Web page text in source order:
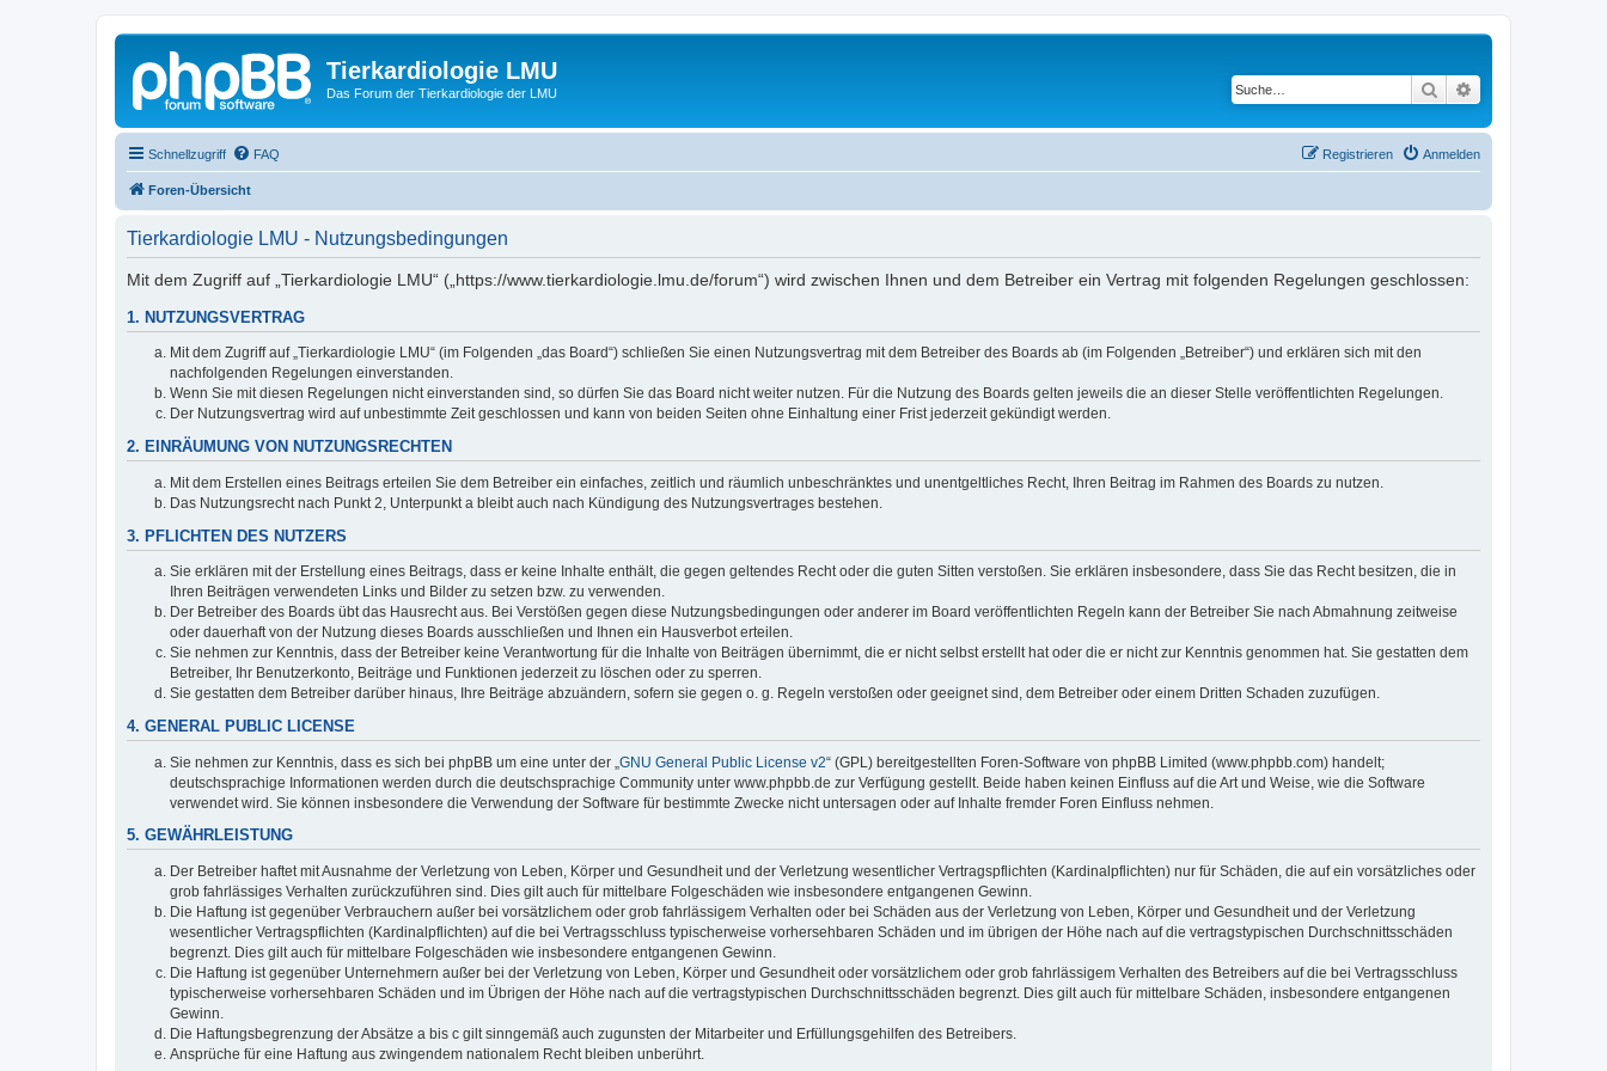
Tierkardiologie LMU
Das Forum der Tierkardiologie der LMU Suche
Schnellzugriff FAQ Anmelden
Registrieren
Foren-Übersicht
Tierkardiologie LMU - Nutzungsbedingungen
Mit dem Zugriff auf „Tierkardiologie LMU“ („https://www.tierkardiologie.lmu.de/forum“) wird zwischen Ihnen und dem Betreiber ein Vertrag mit folgenden Regelungen geschlossen:
1. NUTZUNGSVERTRAG
Mit dem Zugriff auf „Tierkardiologie LMU“ (im Folgenden „das Board“) schließen Sie einen Nutzungsvertrag mit dem Betreiber des Boards ab (im Folgenden „Betreiber“) und erklären sich mit den
nachfolgenden Regelungen einverstanden.
Wenn Sie mit diesen Regelungen nicht einverstanden sind, so dürfen Sie das Board nicht weiter nutzen. Für die Nutzung des Boards gelten jeweils die an dieser Stelle veröffentlichten Regelungen.
Der Nutzungsvertrag wird auf unbestimmte Zeit geschlossen und kann von beiden Seiten ohne Einhaltung einer Frist jederzeit gekündigt werden.
2. EINRÄUMUNG VON NUTZUNGSRECHTEN
Mit dem Erstellen eines Beitrags erteilen Sie dem Betreiber ein einfaches, zeitlich und räumlich unbeschränktes und unentgeltliches Recht, Ihren Beitrag im Rahmen des Boards zu nutzen.
Das Nutzungsrecht nach Punkt 2, Unterpunkt a bleibt auch nach Kündigung des Nutzungsvertrages bestehen.
3. PFLICHTEN DES NUTZERS
Sie erklären mit der Erstellung eines Beitrags, dass er keine Inhalte enthält, die gegen geltendes Recht oder die guten Sitten verstoßen. Sie erklären insbesondere, dass Sie das Recht besitzen, die in
Ihren Beiträgen verwendeten Links und Bilder zu setzen bzw. zu verwenden.
Der Betreiber des Boards übt das Hausrecht aus. Bei Verstößen gegen diese Nutzungsbedingungen oder anderer im Board veröffentlichten Regeln kann der Betreiber Sie nach Abmahnung zeitweise
oder dauerhaft von der Nutzung dieses Boards ausschließen und Ihnen ein Hausverbot erteilen.
Sie nehmen zur Kenntnis, dass der Betreiber keine Verantwortung für die Inhalte von Beiträgen übernimmt, die er nicht selbst erstellt hat oder die er nicht zur Kenntnis genommen hat. Sie gestatten dem
Betreiber, Ihr Benutzerkonto, Beiträge und Funktionen jederzeit zu löschen oder zu sperren.
Sie gestatten dem Betreiber darüber hinaus, Ihre Beiträge abzuändern, sofern sie gegen o. g. Regeln verstoßen oder geeignet sind, dem Betreiber oder einem Dritten Schaden zuzufügen.
4. GENERAL PUBLIC LICENSE
Sie nehmen zur Kenntnis, dass es sich bei phpBB um eine unter der „ GNU General Public License v2“ (GPL) bereitgestellten Foren-Software von phpBB Limited (www.phpbb.com) handelt;
deutschsprachige Informationen werden durch die deutschsprachige Community unter www.phpbb.de zur Verfügung gestellt. Beide haben keinen Einfluss auf die Art und Weise, wie die Software
verwendet wird. Sie können insbesondere die Verwendung der Software für bestimmte Zwecke nicht untersagen oder auf Inhalte fremder Foren Einfluss nehmen.
5. GEWÄHRLEISTUNG
Der Betreiber haftet mit Ausnahme der Verletzung von Leben, Körper und Gesundheit und der Verletzung wesentlicher Vertragspflichten (Kardinalpflichten) nur für Schäden, die auf ein vorsätzliches oder
grob fahrlässiges Verhalten zurückzuführen sind. Dies gilt auch für mittelbare Folgeschäden wie insbesondere entgangenen Gewinn.
Die Haftung ist gegenüber Verbrauchern außer bei vorsätzlichem oder grob fahrlässigem Verhalten oder bei Schäden aus der Verletzung von Leben, Körper und Gesundheit und der Verletzung
wesentlicher Vertragspflichten (Kardinalpflichten) auf die bei Vertragsschluss typischerweise vorhersehbaren Schäden und im übrigen der Höhe nach auf die vertragstypischen Durchschnittsschäden
begrenzt. Dies gilt auch für mittelbare Folgeschäden wie insbesondere entgangenen Gewinn.
Die Haftung ist gegenüber Unternehmern außer bei der Verletzung von Leben, Körper und Gesundheit oder vorsätzlichem oder grob fahrlässigem Verhalten des Betreibers auf die bei Vertragsschluss
typischerweise vorhersehbaren Schäden und im Übrigen der Höhe nach auf die vertragstypischen Durchschnittsschäden begrenzt. Dies gilt auch für mittelbare Schäden, insbesondere entgangenen
Gewinn.
Die Haftungsbegrenzung der Absätze a bis c gilt sinngemäß auch zugunsten der Mitarbeiter und Erfüllungsgehilfen des Betreibers.
Ansprüche für eine Haftung aus zwingendem nationalem Recht bleiben unberührt.